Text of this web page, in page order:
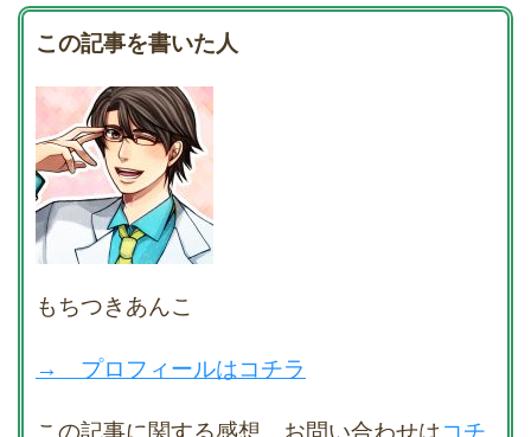
この記事を書いた人
もちつきあんこ
→ プロフィールはコチラ